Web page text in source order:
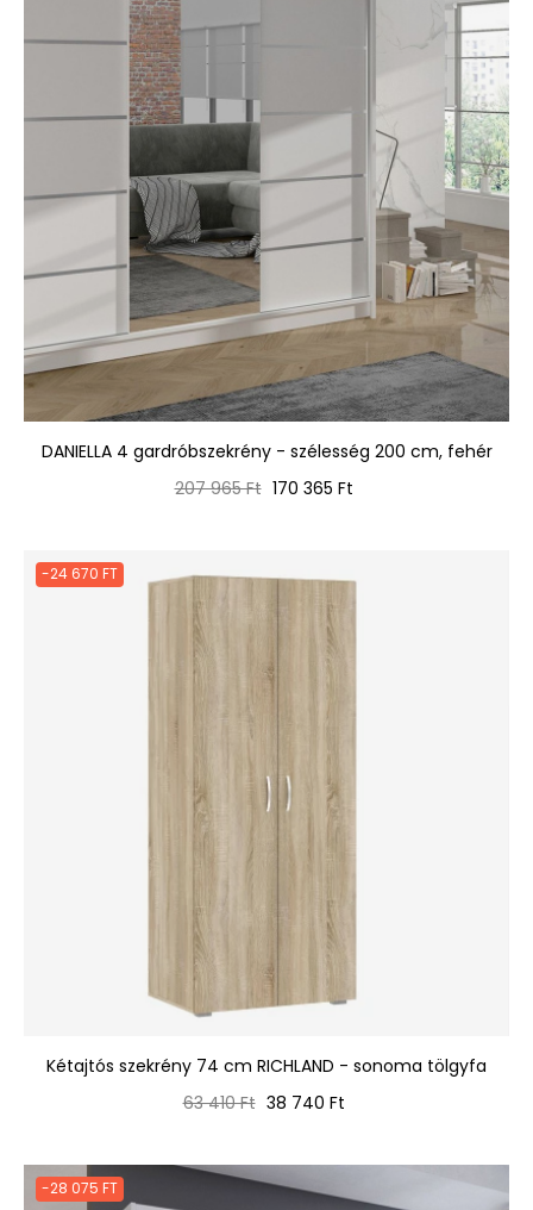
DANIELLA 4 gardróbszekrény - szélesség 200 cm, fehér
Normál
207 965 Ft Ár
170 365 Ft
-24 670 FT
Kétajtós szekrény 74 cm RICHLAND - sonoma tölgyfa
Normál
63 410 Ft Ár
38 740 Ft
-28 075 FT